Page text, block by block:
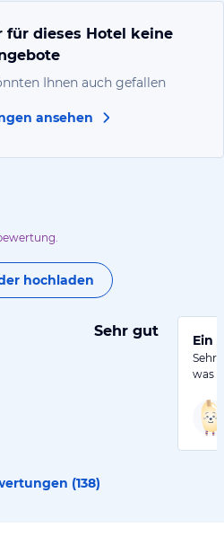
für dieses Hotel keine
Ihnen auch gefallen
ansehen
hochladen
Sehr gut
Ein
Sehr
was
(138)